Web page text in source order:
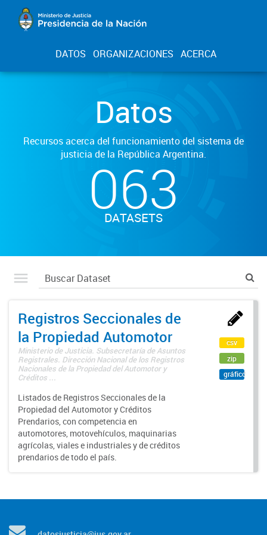
DATOS ORGANIZACIONES ACERCA
Datos
Recursos acerca del funcionamiento del sistema de
justicia de la República Argentina.
063
DATASETS
Registros Seccionales de
la Propiedad Automotor
Ministerio de Justicia. Subsecretaría de Asuntos
Registrales. Dirección Nacional de los Registros
Nacionales de la Propiedad del Automotor y
Créditos ...
Listados de Registros Seccionales de la
Propiedad del Automotor y Créditos
Prendarios, con competencia en
automotores, motovehículos, maquinarias
agrícolas, viales e industriales y de créditos
prendarios de todo el país.
csv
zip
gráfico